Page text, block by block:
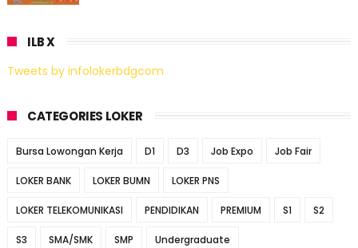
ILB X
Tweets by infolokerbdgcom
CATEGORIES LOKER
Bursa Lowongan Kerja D1 D3 Job Expo Job Fair
LOKER BANK LOKER BUMN LOKER PNS
LOKER TELEKOMUNIKASI PENDIDIKAN PREMIUM S1 S2
S3 SMA/SMK SMP Undergraduate